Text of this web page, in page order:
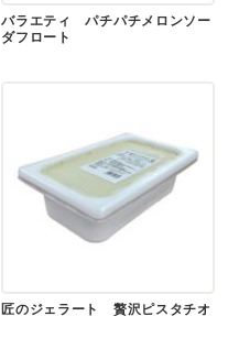
バラエティ パチパチメロンソー
ダフロート
匠のジェラート 贅沢ピスタチオ